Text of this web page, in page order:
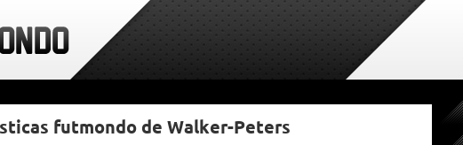
futmondo de Walker-Peters